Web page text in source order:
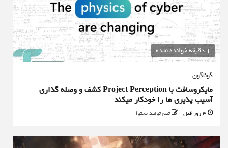
1 دقیقه خوانده شده
گوناگون
مایکروسافت با Project Perception کشف و وصله گذاری
آسیب پذیری ها را خودکار میکند
تیم تولید محتوا